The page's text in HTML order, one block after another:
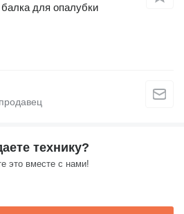
для опалубки
технику?
это вместе с нами!